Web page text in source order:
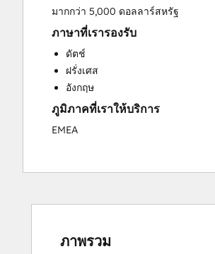
Knowledge Base Development
Paid Advertising
Programmable Automation
Sales and Marketing Alignment
Sales Coaching and Training
Sales Enablement
Search Engine Optimization
Social Media
มากกว่า 5,000 ดอลลาร์สหรัฐ
ภาษาที่เรารองรับ
ดัตช์
ฝรั่งเศส
อังกฤษ
ภูมิภาคที่เราให้บริการ
EMEA
ภาพรวม